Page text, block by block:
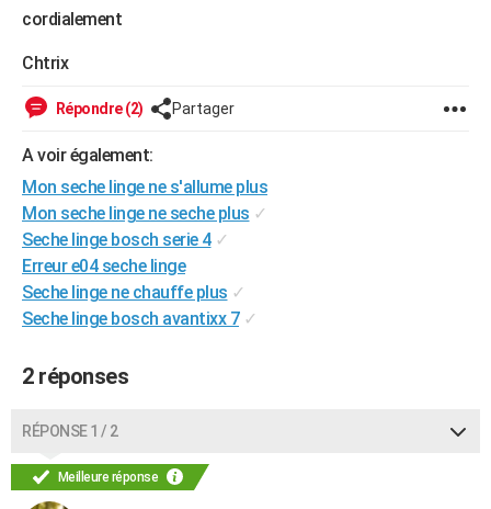
AVIS DE DÉCÈS
FORUM
Bricolage
Lifestyle
Culture
Sport
Auto
Television
Voyage
Cinema
cordialement
Chtrix
Répondre (2) Partager
A voir également:
Mon seche linge ne s'allume plus
Mon seche linge ne seche plus ✓
Seche linge bosch serie 4 ✓
Erreur e04 seche linge
Seche linge ne chauffe plus ✓
Seche linge bosch avantixx 7 ✓
2 réponses
RÉPONSE 1 / 2
Meilleure réponse